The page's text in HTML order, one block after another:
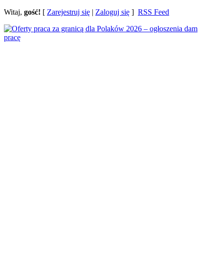
Witaj, gość! [ Zarejestruj się | Zaloguj się ] RSS Feed